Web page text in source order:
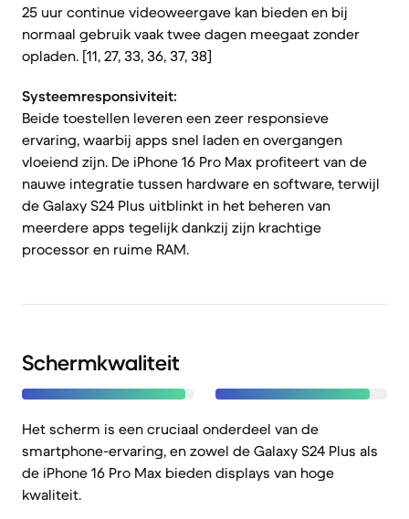
25 uur continue videoweergave kan bieden en bij
normaal gebruik vaak twee dagen meegaat zonder
opladen. [11, 27, 33, 36, 37, 38]
Systeemresponsiviteit:
Beide toestellen leveren een zeer responsieve
ervaring, waarbij apps snel laden en overgangen
vloeiend zijn. De iPhone 16 Pro Max profiteert van de
nauwe integratie tussen hardware en software, terwijl
de Galaxy S24 Plus uitblinkt in het beheren van
meerdere apps tegelijk dankzij zijn krachtige
processor en ruime RAM.
Schermkwaliteit
Het scherm is een cruciaal onderdeel van de
smartphone-ervaring, en zowel de Galaxy S24 Plus als
de iPhone 16 Pro Max bieden displays van hoge
kwaliteit.